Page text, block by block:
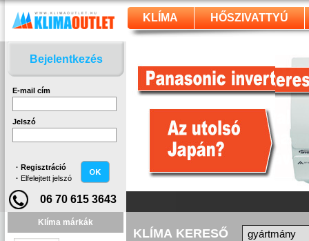
KLÍMA HŐSZIVATTYÚ
Bejelentkezés
E-mail cím
Jelszó
· Regisztráció
· Elfelejtett jelszó
06 70 615 3643
Klíma márkák
KLÍMA KERESŐ